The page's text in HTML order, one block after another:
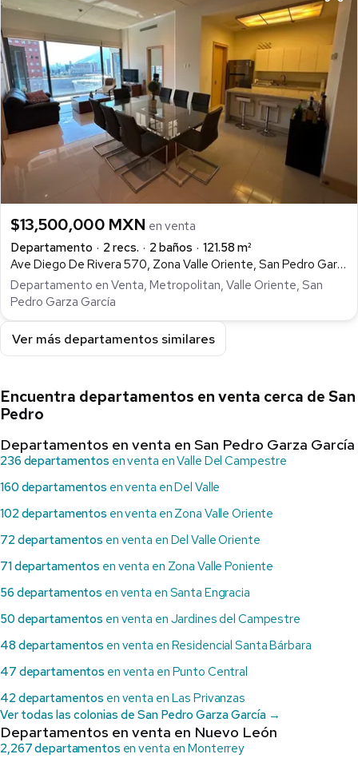
$13,500,000 MXN en venta
Departamento
2 recs. 2 baños
121.58 m²
Ave Diego De Rivera 570, Zona Valle Oriente, San Pedro Garza García
Departamento en Venta, Metropolitan, Valle Oriente, San
Pedro Garza García
Ver más departamentos similares
Encuentra departamentos en venta cerca de San
Pedro
Departamentos en venta en San Pedro Garza García
236 departamentos en venta en Valle Del Campestre
160 departamentos en venta en Del Valle
102 departamentos en venta en Zona Valle Oriente
72 departamentos en venta en Del Valle Oriente
71 departamentos en venta en Zona Valle Poniente
56 departamentos en venta en Santa Engracia
50 departamentos en venta en Jardines del Campestre
48 departamentos en venta en Residencial Santa Bárbara
47 departamentos en venta en Punto Central
42 departamentos en venta en Las Privanzas
Ver todas las colonias de San Pedro Garza García →
Departamentos en venta en Nuevo León
2,267 departamentos en venta en Monterrey